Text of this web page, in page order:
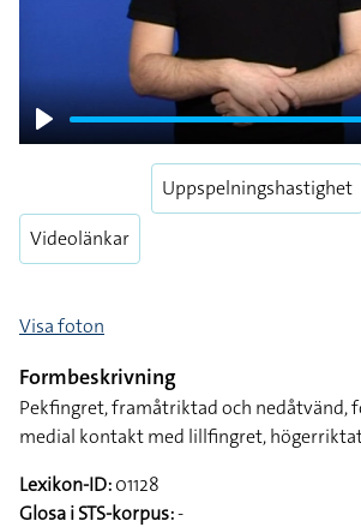
Play
Videolänkar
Uppspelningshastighet
Visa foton
Formbeskrivning
Pekfingret, framåtriktad och nedåtvänd,
medial kontakt med lillfingret,
Lexikon-ID:01128
Glosa i STS-korpus:-